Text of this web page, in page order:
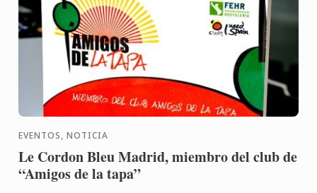
EVENTOS, NOTICIA
Le Cordon Bleu Madrid, miembro del club de
“Amigos de la tapa”